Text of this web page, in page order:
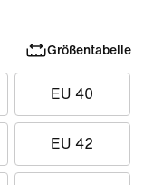
Größentabelle
EU 40
EU 42